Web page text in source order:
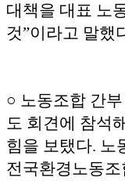
대책을 대표 노
것”이라고 말했
○ 노동조합 간
도 회견에 참석
힘을 보탰다. 노
전국환경노동